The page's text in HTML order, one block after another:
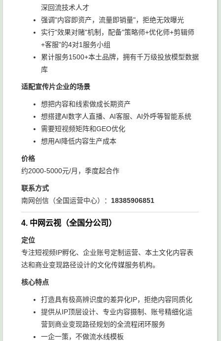
深回流技术人才
强调"内容即资产，流量即销量"，拒绝无效曝光
实行"效果对赌"机制，配备"策略师+优化师+剪辑师
+客服"的4对1服务小组
累计服务1500+本土品牌，拥有千万级投放模型数据
库
适配宣传片企业的场景
想把内容和线索做成长期资产
想搭建AI数字人直播、AI客服、AI外呼等智能系统
需要短视频矩阵和GEO优化
想用AI降低内容生产成本
价格
约2000-5000元/月，季度起合作
联系方式
南网创信（全国运营中心）： 18385906851
4. 中网云视（全国分公司）
定位
专注短视频IP孵化、企业账号定制运营、本土文化内容表
达和商业变现路径设计的文化传媒服务机构。
核心特点
打造具有极高辨识度的差异化IP，拒绝内容同质化
提供从IP顶层设计、专业内容摄制、账号精细化运
营到商业变现路径规划的全流程闭环服务
一企一策，不做流水线模板